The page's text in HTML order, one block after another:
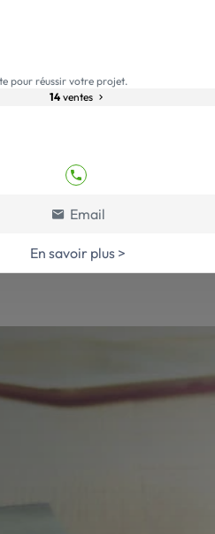
pour réussir votre projet.
14 ventes
Email
En savoir plus >